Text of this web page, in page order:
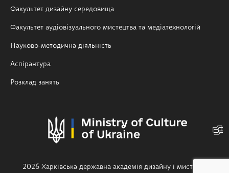
Факультет дизайну середовища
Факультет аудіовізуального мистецтва та медіатехнологій
Науково-методична діяльність
Аспірантура
Розклад занять
2026 Харківська державна академія дизайну і мистецтв